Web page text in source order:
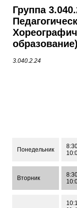
Группа
образование)
3.040.2.24
Понедельник
Вторник